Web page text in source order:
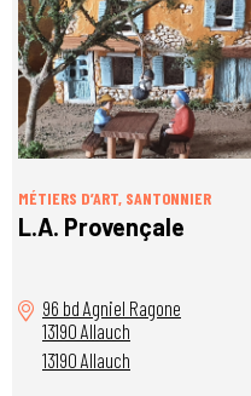
MÉTIERS D’ART, SANTONNIER
L.A. Provençale
96 bd Agniel Ragone
13190 Allauch
13190 Allauch